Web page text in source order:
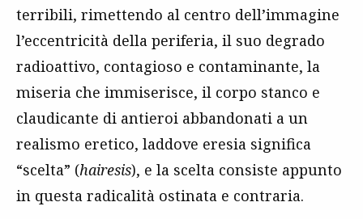
terribili, rimettendo al centro dell’immagine
l’eccentricità della periferia, il suo degrado
radioattivo, contagioso e contaminante, la
miseria che immiserisce, il corpo stanco e
claudicante di antieroi abbandonati a un
realismo eretico, laddove eresia significa
“scelta” (hairesis), e la scelta consiste appunto
in questa radicalità ostinata e contraria.